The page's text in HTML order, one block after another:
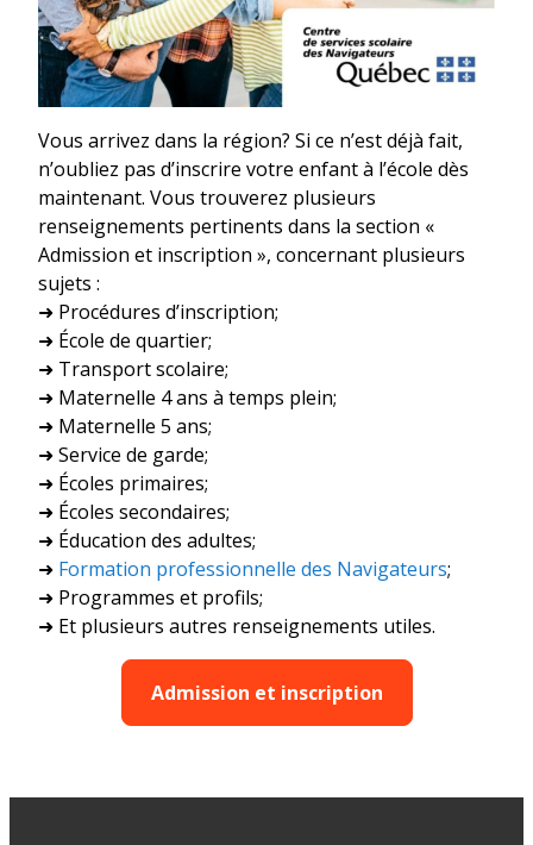
Vous arrivez dans la région? Si ce n’est déjà fait,
n’oubliez pas d’inscrire votre enfant à l’école dès
maintenant. Vous trouverez plusieurs
renseignements pertinents dans la section «
Admission et inscription », concernant plusieurs
sujets :
➜ Procédures d’inscription;
➜ École de quartier;
➜ Transport scolaire;
➜ Maternelle 4 ans à temps plein;
➜ Maternelle 5 ans;
➜ Service de garde;
➜ Écoles primaires;
➜ Écoles secondaires;
➜ Éducation des adultes;
➜ Formation professionnelle des Navigateurs;
➜ Programmes et profils;
➜ Et plusieurs autres renseignements utiles.
Admission et inscription